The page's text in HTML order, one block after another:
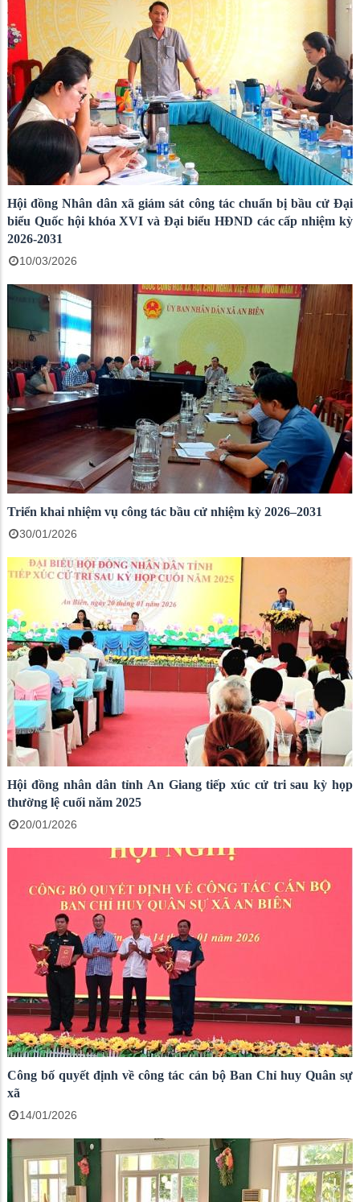
Hội đồng Nhân dân xã giám sát công tác chuẩn bị bầu cử Đại
biểu Quốc hội khóa XVI và Đại biểu HĐND các cấp nhiệm kỳ
2026-2031
10/03/2026
Triển khai nhiệm vụ công tác bầu cử nhiệm kỳ 2026–2031
30/01/2026
Hội đồng nhân dân tỉnh An Giang tiếp xúc cử tri sau kỳ họp
thường lệ cuối năm 2025
20/01/2026
Công bố quyết định về công tác cán bộ Ban Chỉ huy Quân sự
xã
14/01/2026